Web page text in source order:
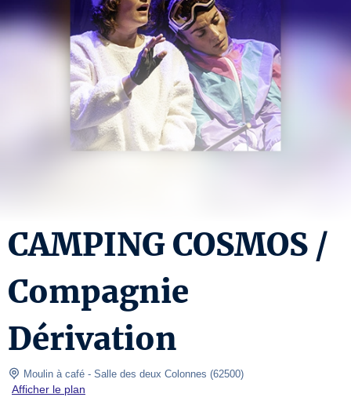
CAMPING COSMOS /
Compagnie
Dérivation
Moulin à café - Salle des deux Colonnes (62500)
Afficher le plan